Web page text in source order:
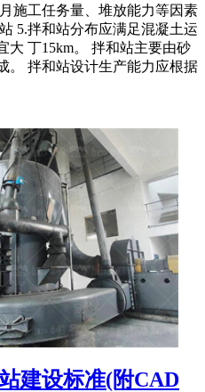
施工任务量、堆放能力等因素
5.拌和站分布应满足混凝土运
大 丁15km。 拌和站主要由砂
。 拌和站设计生产能力应根据
建设标准(附CAD